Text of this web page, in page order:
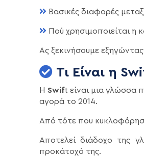
Βασικές διαφορές
Πού χρησιμοποιείται η
Ας ξεκινήσουμε
Τι Είναι η
ΗSwift είναι μια γλώσσα
αγορά το 2014.
Από τότε που
Αποτελεί διάδοχο της
προκάτοχό της.